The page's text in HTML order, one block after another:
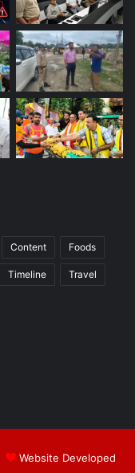
Content Foods
Timeline Travel
Website Developed